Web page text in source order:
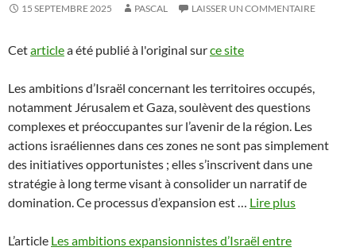
15 SEPTEMBRE 2025 PASCAL LAISSER UN COMMENTAIRE
Cetarticlea été publié à l'original surce site
Les ambitions d’Israël concernant les territoires occupés,
notamment Jérusalem et Gaza, soulèvent des questions
complexes et préoccupantes sur l’avenir de la région. Les
actions israéliennes dans ces zones ne sont pas simplement
des initiatives opportunistes ; elles s’inscrivent dans une
stratégie à long terme visant à consolider un narratif de
domination. Ce processus d’expansion est … Lire plus
L’article Les ambitions expansionnistes d’Israël entre